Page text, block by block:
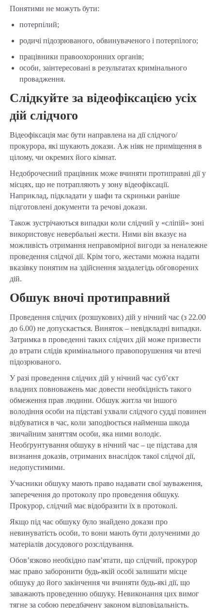
Понятими не можуть бути:
потерпілий;
родичі підозрюваного, обвинуваченого і потерпілого;
працівники правоохоронних органів;
особи, заінтересовані в результатах кримінального
провадження.
Слідкуйте за відеофіксацією усіх
дій слідчого
Відеофіксація має бути направлена на дії слідчого/
прокурора, які шукають докази. Аж ніяк не приміщення в
цілому, чи окремих його кімнат.
Недоброчесний працівник може вчиняти протиправні дії у
місцях, що не потрапляють у зону відеофіксації.
Наприклад, підкладати у шафи та скриньки раніше
підготовлені документи та речові докази.
Також зустрічаються випадки коли слідчий у «сліпій» зоні
використовує невербальні жести. Ними він вказує на
можливість отримання неправомірної вигоди за неналежне
проведення слідчої дії. Крім того, жестами можна надати
вказівку понятим на здійснення заздалегідь обговорених
дій.
Обшук вночі протиправний
Проведення слідчих (розшукових) дій у нічний час (з 22.00
до 6.00) не допускається. Виняток – невідкладні випадки.
Затримка в проведенні таких слідчих дій може призвести
до втрати слідів кримінального правопорушення чи втечі
підозрюваного.
У разі проведення слідчих дій у нічний час суб’єкт
владних повноважень має довести необхідність такого
обмеження прав людини. Обшук житла чи іншого
володіння особи на підставі ухвали слідчого судді повинен
відбуватися в час, коли заподіюється найменша шкода
звичайним заняттям особи, яка ними володіє.
Необґрунтування обшуку в нічний час – це підстава для
визнання доказів, отриманих внаслідок такої слідчої дії,
недопустимими.
Учасники обшуку мають право надавати свої зауваження,
заперечення до протоколу про проведення обшуку.
Прокурор, слідчий має відобразити їх в протоколі.
Якщо під час обшуку було знайдено докази про
невинуватість особи, то вони мають бути долученими до
матеріалів досудового розслідування.
Обов’язково необхідно пам’ятати, що слідчий, прокурор
має право заборонити будь-якій особі залишати місце
обшуку до його закінчення чи вчиняти будь-які дії, що
заважають проведенню обшуку. Невиконання цих вимог
тягне за собою передбачену законом відповідальність.